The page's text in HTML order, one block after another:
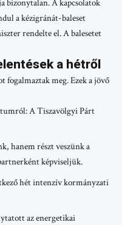
bizonytalan. A kapcsolatok
a kézigránát-baleset
rendelte el. A balesetet
a hétről
fogalmaztak meg. Ezek a jövő
A Tiszavölgyi Párt
hanem részt veszünk a
képviseljük.
hét intenzív kormányzati
az energetikai